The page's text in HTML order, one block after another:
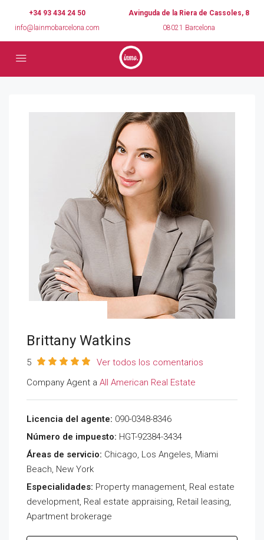
+34 93 434 24 50
info@lainmobarcelona.com
Avinguda de la Riera de Cassoles, 8
08021 Barcelona
Brittany Watkins
5
Ver todos los comentarios
Company Agent a All American Real Estate
Licencia del agente: 090-0348-8346
Número de impuesto: HGT-92384-3434
Áreas de servicio: Chicago, Los Angeles, Miami
Beach, New York
Especialidades: Property management, Real estate
development, Real estate appraising, Retail leasing,
Apartment brokerage